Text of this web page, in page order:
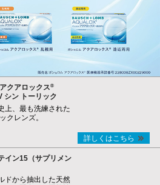
クアロックス®
シン トーリック
上、最も洗練された
クレンズ。
詳しくはこちら
イン15（サプリメン
ドから抽出した天然